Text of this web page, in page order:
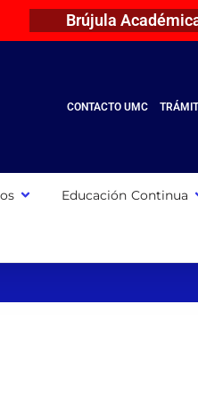
Brújula
CONTACTO UMC
Educación Continua